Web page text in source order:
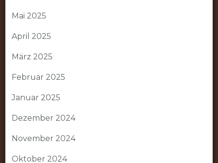
Mai 2025
April 2025
März 2025
Februar 2025
Januar 2025
Dezember 2024
November 2024
Oktober 2024